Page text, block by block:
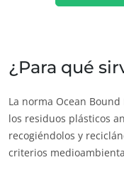
(japonés)
America
Argentina
Brasil (portugués)
¿Para qué
La norma Ocean
los residuos plásticos
recogiéndolos y
criterios